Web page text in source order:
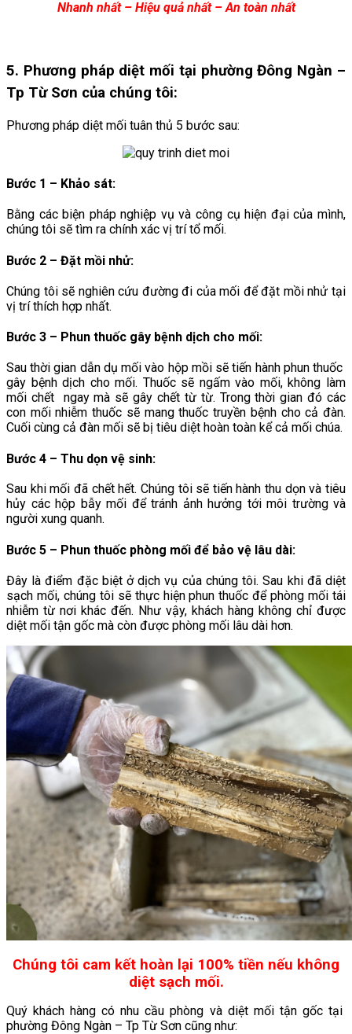
Nhanh nhất – Hiệu quả nhất – An toàn nhất
5. Phương pháp diệt mối tại phường Đông Ngàn –
Tp Từ Sơn của chúng tôi:
Phương pháp diệt mối tuân thủ 5 bước sau:
Bước 1 – Khảo sát:
Bằng các biện pháp nghiệp vụ và công cụ hiện đại của mình,
chúng tôi sẽ tìm ra chính xác vị trí tổ mối.
Bước 2 – Đặt mồi nhử:
Chúng tôi sẽ nghiên cứu đường đi của mối để đặt mồi nhử tại
vị trí thích hợp nhất.
Bước 3 – Phun thuốc gây bệnh dịch cho mối:
Sau thời gian dẫn dụ mối vào hộp mồi sẽ tiến hành phun thuốc
gây bệnh dịch cho mối. Thuốc sẽ ngấm vào mối, không làm
mối chết ngay mà sẽ gây chết từ từ. Trong thời gian đó các
con mối nhiễm thuốc sẽ mang thuốc truyền bệnh cho cả đàn.
Cuối cùng cả đàn mối sẽ bị tiêu diệt hoàn toàn kể cả mối chúa.
Bước 4 – Thu dọn vệ sinh:
Sau khi mối đã chết hết. Chúng tôi sẽ tiến hành thu dọn và tiêu
hủy các hộp bẫy mối để tránh ảnh hưởng tới môi trường và
người xung quanh.
Bước 5 – Phun thuốc phòng mối để bảo vệ lâu dài:
Đây là điểm đặc biệt ở dịch vụ của chúng tôi. Sau khi đã diệt
sạch mối, chúng tôi sẽ thực hiện phun thuốc để phòng mối tái
nhiễm từ nơi khác đến. Như vậy, khách hàng không chỉ được
diệt mối tận gốc mà còn được phòng mối lâu dài hơn.
Chúng tôi cam kết hoàn lại 100% tiền nếu không
diệt sạch mối.
Quý khách hàng có nhu cầu phòng và diệt mối tận gốc tại
phường Đông Ngàn – Tp Từ Sơn cũng như: